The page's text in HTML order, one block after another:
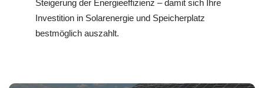
Steigerung der Energieeffizienz – damit sich Ihre
Investition in Solarenergie und Speicherplatz
bestmöglich auszahlt.